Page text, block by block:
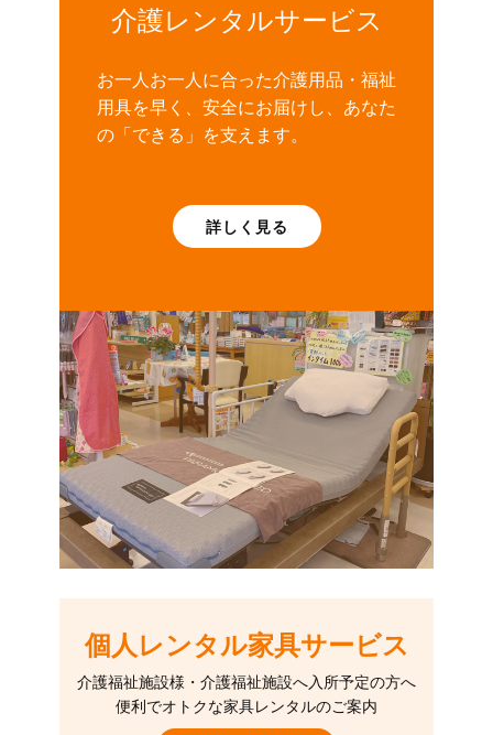
介護レンタルサービス
お一人お一人に合った介護用品・福祉
用具を早く、安全にお届けし、あなた
の「できる」を支えます。
詳しく見る
個人レンタル家具サービス
介護福祉施設様・介護福祉施設へ入所予定の方へ
便利でオトクな家具レンタルのご案内